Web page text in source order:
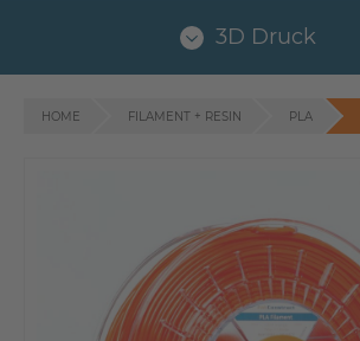
3D Druck
HOME FILAMENT + RESIN PLA